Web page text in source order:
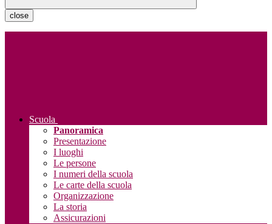
close
Scuola
Panoramica
Presentazione
I luoghi
Le persone
I numeri della scuola
Le carte della scuola
Organizzazione
La storia
Assicurazioni